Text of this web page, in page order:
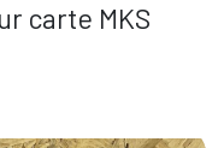
carte MKS